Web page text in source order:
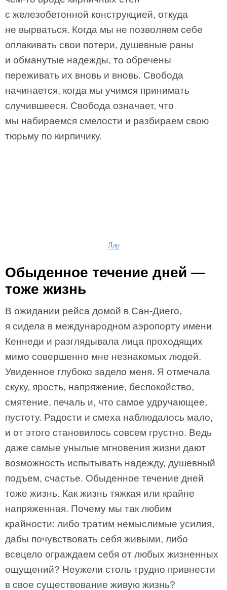
с железобетонной конструкцией, откуда
не вырваться. Когда мы не позволяем себе
оплакивать свои потери, душевные раны
и обманутые надежды, то обречены
переживать их вновь и вновь. Свобода
начинается, когда мы учимся принимать
случившееся. Свобода означает, что
мы набираемся смелости и разбираем свою
тюрьму по кирпичику.
Дар
Обыденное течение дней —
тоже жизнь
В ожидании рейса домой в Сан-Диего,
я сидела в международном аэропорту имени
Кеннеди и разглядывала лица проходящих
мимо совершенно мне незнакомых людей.
Увиденное глубоко задело меня. Я отмечала
скуку, ярость, напряжение, беспокойство,
смятение, печаль и, что самое удручающее,
пустоту. Радости и смеха наблюдалось мало,
и от этого становилось совсем грустно. Ведь
даже самые унылые мгновения жизни дают
возможность испытывать надежду, душевный
подъем, счастье. Обыденное течение дней
тоже жизнь. Как жизнь тяжкая или крайне
напряженная. Почему мы так любим
крайности: либо тратим немыслимые усилия,
дабы почувствовать себя живыми, либо
всецело ограждаем себя от любых жизненных
ощущений? Неужели столь трудно привнести
в свое существование живую жизнь?